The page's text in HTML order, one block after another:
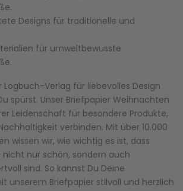
Designs für traditionelle und
für umweltbewusste
Logbuch-Verlag für liebevolles Design
spürst. Unser Briefpapier Weihnachten
Leidenschaft für besondere Produkte,
verbinden. Mit über 10.000
wissen wir, wie wichtig es ist, dass
nur schön, sondern auch
sind. So kannst Du Deine
unserem Briefpapier stilvoll und herzlich